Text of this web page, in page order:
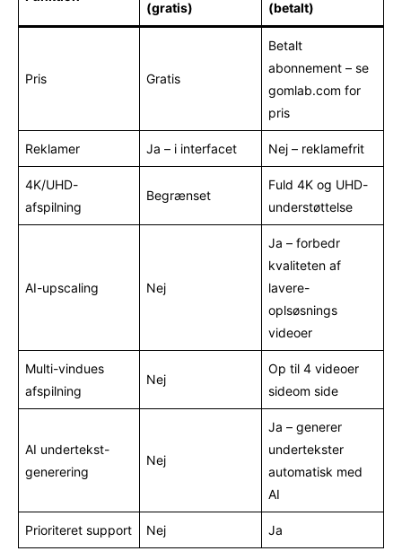
(gratis) (betalt)
Pris Gratis
Betalt
abonnement – se
gomlab.com for
pris
Reklamer Ja – i interfacet Nej – reklamefrit
4K/UHD-
afspilning
Begrænset
Fuld 4K og UHD-
understøttelse
AI-upscaling Nej
Ja – forbedr
kvaliteten af
lavere-
oplsøsnings
videoer
Multi-vindues
afspilning
Nej
Op til 4 videoer
sideom side
AI undertekst-
generering
Nej
Ja – generer
undertekster
automatisk med
AI
Prioriteret support Nej Ja